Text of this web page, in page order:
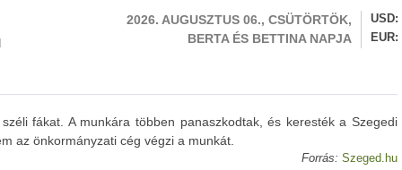
2026. AUGUSZTUS 06., CSÜTÖRTÖK,
BERTA ÉS BETTINA NAPJA
USD
EUR
fákat. A munkára többen panaszkodtak, és keresték a Szegedi
az önkormányzati cég végzi a munkát.
Forrás: Szeged.hu